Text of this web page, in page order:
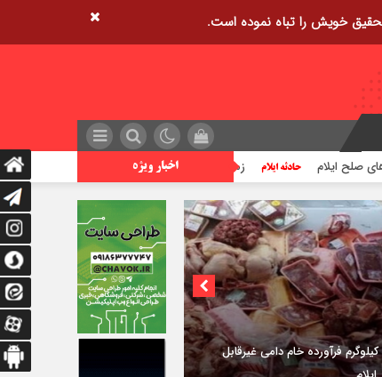
اخبار ویژه زمین‌لرزه ۴/۲ ریشتری دره شهر را لرزاند تراژدی
۳فوتی در واژگونی و آتش‌سوزی پژو ۴۰۵ در